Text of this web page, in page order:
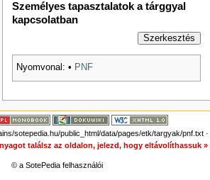
Személyes tapasztalatok a tárggyal
kapcsolatban
Szerkesztés
Nyomvonal: • PNF
sotepedia.hu/public_html/data/pages/etk/targyak/pnf.txt·
találsz az oldalon, jelezd, hogy eltávolíthassuk »
© a SotePedia felhasználói